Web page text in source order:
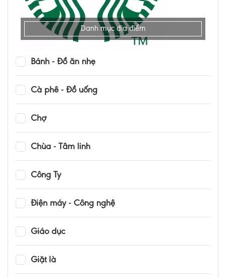
Danh mục địa điểm
Bánh - Đồ ăn nhẹ
Cà phê - Đồ uống
Chợ
Chùa - Tâm linh
Công Ty
Điện máy - Công nghệ
Giáo dục
Giặt là